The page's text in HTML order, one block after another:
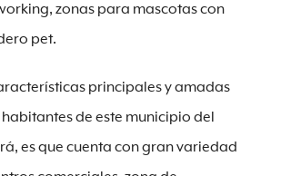
zonas para mascotas con
pet.
principales y amadas
de este municipio del
es que cuenta con gran variedad